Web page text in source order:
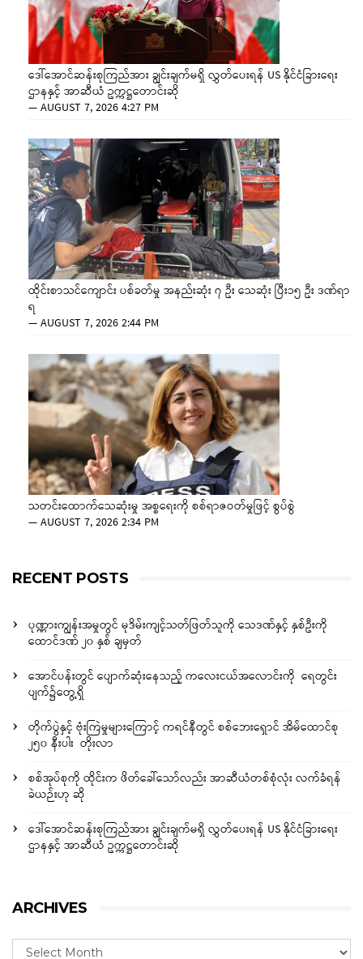
ဒေါ်အောင်ဆန်းစုကြည်အား ချွင်းချက်မရှိ လွှတ်ပေးရန် US နိုင်ငံခြားရေး
ဌာနနှင့် အာဆီယံ ဥက္ကဋ္ဌတောင်းဆို
—AUGUST 7, 2026 4:27 PM
ထိုင်းစာသင်ကျောင်း ပစ်ခတ်မှု အနည်းဆုံး ၇ ဦး သေဆုံး ပြီး၁၅ ဦး ဒဏ်ရာ
ရ
—AUGUST 7, 2026 2:44 PM
သတင်းထောက်သေဆုံးမှု အစ္စရေးကို စစ်ရာဇဝတ်မှုဖြင့် စွပ်စွဲ
—AUGUST 7, 2026 2:34 PM
RECENT POSTS
ပုဏ္ဏားကျွန်းအမှုတွင် မုဒိမ်းကျင့်သတ်ဖြတ်သူကို သေဒဏ်နှင့် နှစ်ဦးကို
ထောင်ဒဏ် ၂၀ နှစ် ချမှတ်
အောင်ပန်းတွင် ပျောက်ဆုံးနေသည့် ကလေးငယ်အလောင်းကို ရေတွင်း
ပျက်၌တွေ့ရှိ
တိုက်ပွဲနှင့် ဗုံးကြဲမှုများကြောင့် ကရင်နီတွင် စစ်ဘေးရှောင် အိမ်ထောင်စု
၂၅၀ နီးပါး တိုးလာ
စစ်အုပ်စုကို ထိုင်းက ဖိတ်ခေါ်သော်လည်း အာဆီယံတစ်စုံလုံး လက်ခံရန်
ခဲယဉ်းဟု ဆို
ဒေါ်အောင်ဆန်းစုကြည်အား ချွင်းချက်မရှိ လွှတ်ပေးရန် US နိုင်ငံခြားရေး
ဌာနနှင့် အာဆီယံ ဥက္ကဋ္ဌတောင်းဆို
ARCHIVES